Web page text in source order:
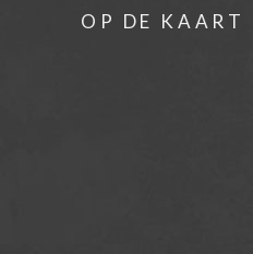
OP DE KAART